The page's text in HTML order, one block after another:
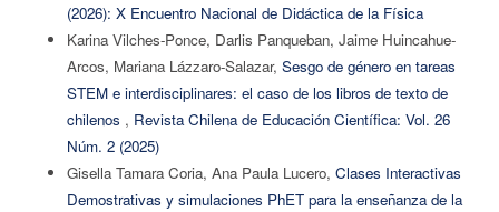
(2026): X Encuentro Nacional de Didáctica de la Física
Karina Vilches-Ponce, Darlis Panqueban, Jaime Huincahue-
Arcos, Mariana Lázzaro-Salazar, Sesgo de género en tareas
STEM e interdisciplinares: el caso de los libros de texto de
chilenos , Revista Chilena de Educación Científica: Vol. 26
Núm. 2 (2025)
Gisella Tamara Coria, Ana Paula Lucero, Clases Interactivas
Demostrativas y simulaciones PhET para la enseñanza de la